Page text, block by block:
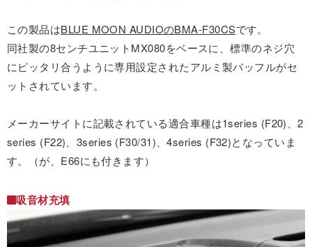
この製品はBLUE MOON AUDIOのBMA-F30CSです。
同社製の8センチユニットMX080をベースに、標準のネジ穴
にピッタリ合うように専用設定されたアルミ製バッフルがセ
ットされています。
メーカーサイトに記載されている適合車種は1series (F20)、2
series (F22)、3series (F30/31)、4series (F32)となっていま
す。（が、E66にも付きます）
吸音材充填